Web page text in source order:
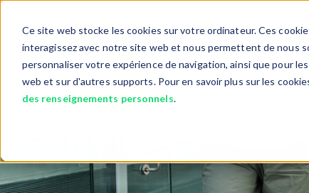
Ce site web stocke les cookies sur votre ordinateur. Ces
interagissez avec notre site web et nous permettent de nous
personnaliser votre expérience de navigation, ainsi que pour
web et sur d'autres supports. Pour en savoir plus sur les
des renseignements personnels.
Services ShowObjet Perdu?